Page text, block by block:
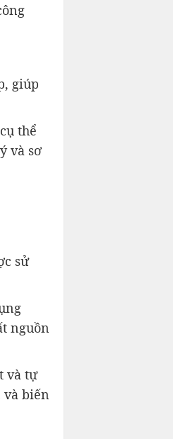
giúp
thể
và sơ
sử
nguồn
và tự
và biến